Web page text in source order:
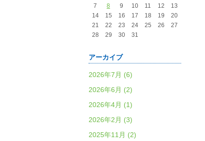
7
8 9 10 11 12
13
14
15 16 17 18 19
20
21
22 23 24 25 26
27
28
29 30 31
アーカイブ
2026年7月 (6)
2026年6月 (2)
2026年4月 (1)
2026年2月 (3)
2025年11月 (2)